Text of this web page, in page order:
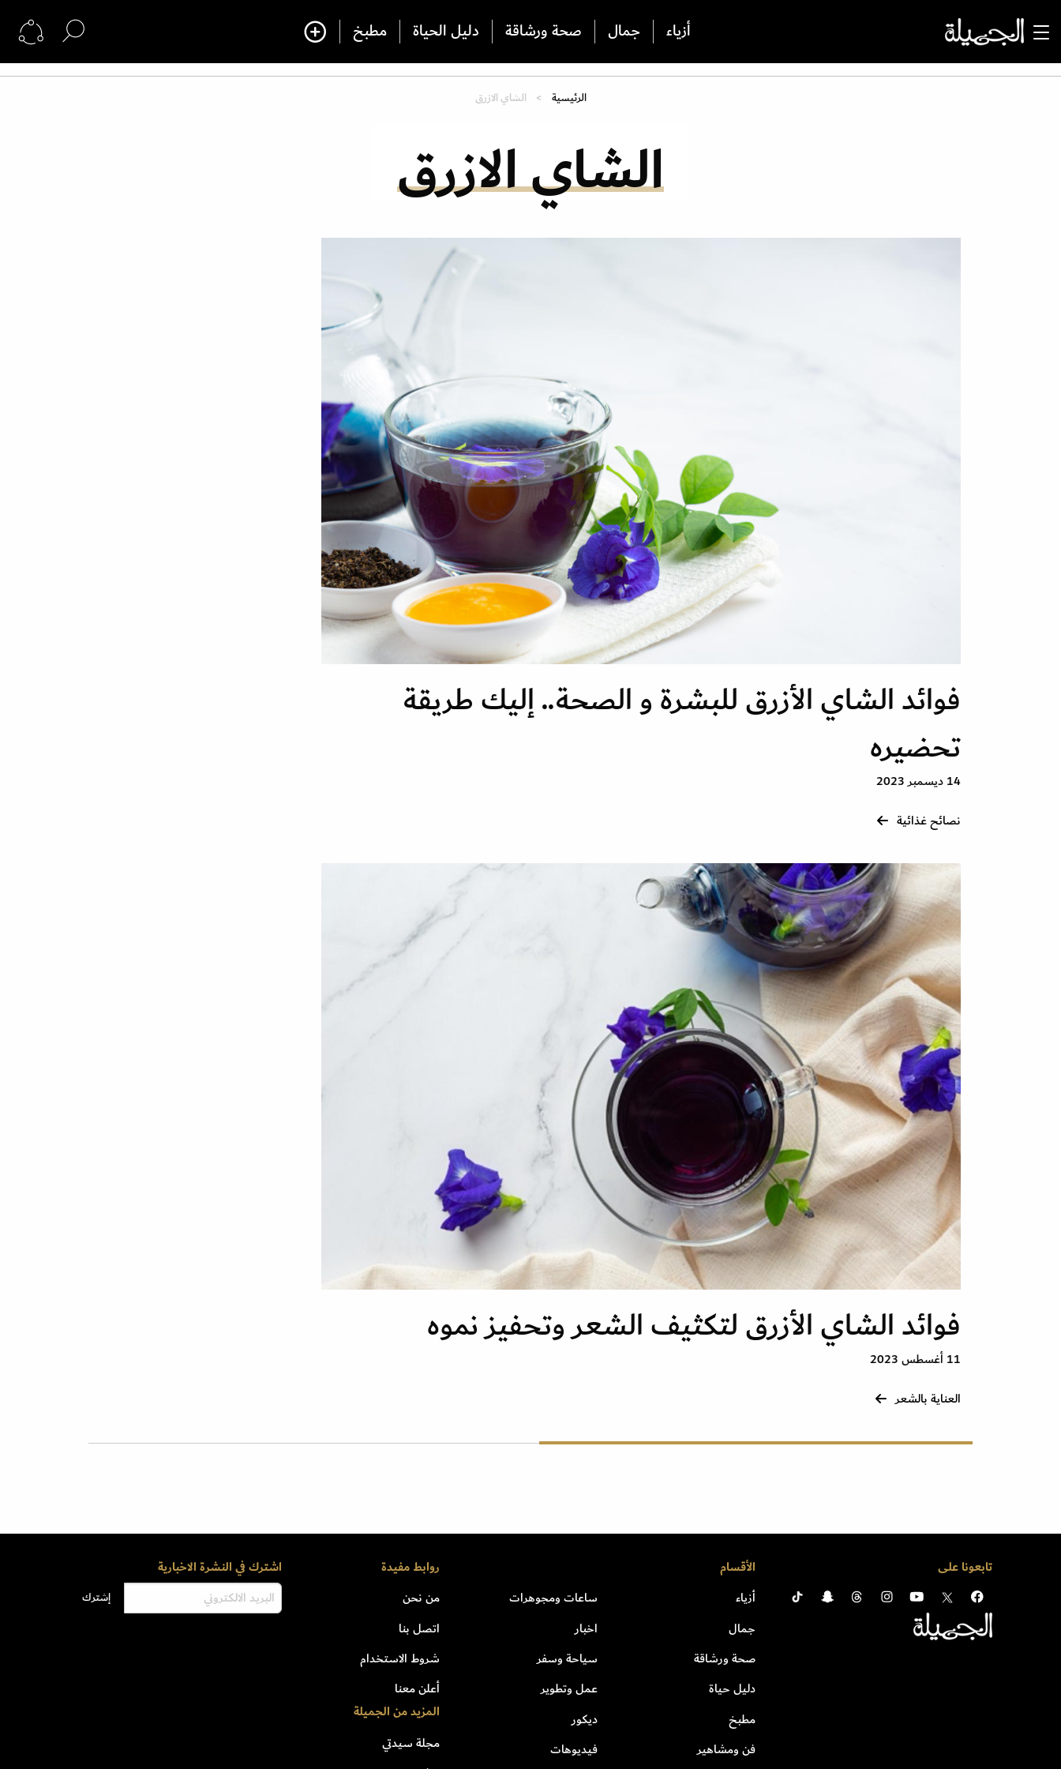
أزياء جمال صحة ورشاقة دليل الحياة مطبخ
الرئيسية الشاي الازرق
الشاي الازرق
فوائد الشاي الأزرق للبشرة و الصحة.. إليك طريقة
تحضيره
14 ديسمبر 2023
نصائح غذائية
فوائد الشاي الأزرق لتكثيف الشعر وتحفيز نموه
11 أغسطس 2023
العناية بالشعر
تابعونا على الأقسام
أزياء
جمال
صحة ورشاقة
دليل حياة
مطبخ
فن ومشاهير
ساعات ومجوهرات
اخبار
سياحة وسفر
عمل وتطوير
ديكور
فيديوهات
روابط مفيدة
من نحن
اتصل بنا
شروط الاستخدام
أعلن معنا
المزيد من الجميلة
مجلة سيدتي
اشترك في النشرة الاخبارية